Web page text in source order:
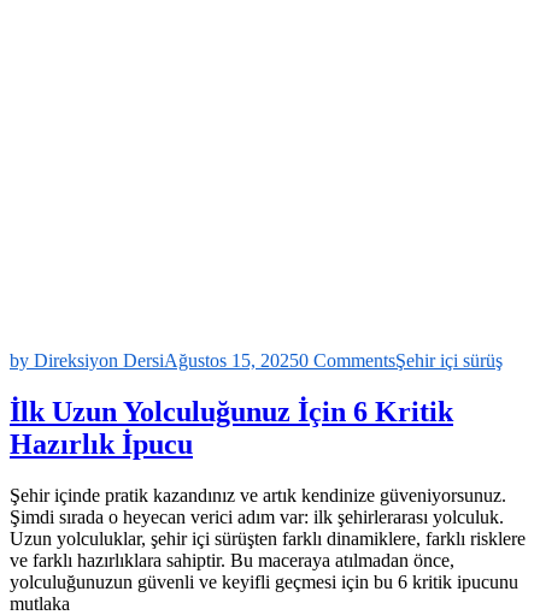
by Direksiyon DersiAğustos 15, 20250 CommentsŞehir içi sürüş
İlk Uzun Yolculuğunuz İçin 6 Kritik
Hazırlık İpucu
Şehir içinde pratik kazandınız ve artık kendinize güveniyorsunuz.
Şimdi sırada o heyecan verici adım var: ilk şehirlerarası yolculuk.
Uzun yolculuklar, şehir içi sürüşten farklı dinamiklere, farklı risklere
ve farklı hazırlıklara sahiptir. Bu maceraya atılmadan önce,
yolculuğunuzun güvenli ve keyifli geçmesi için bu 6 kritik ipucunu
mutlaka